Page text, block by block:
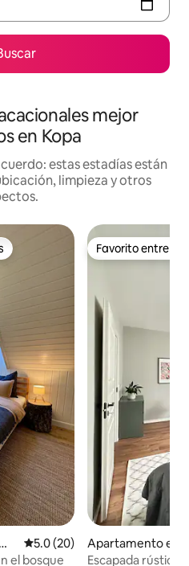
mejor
en Kopa
estas estadías están
limpieza y otros
Calificación promedio: 5.0 de
5.0 (20)
el bosque
Favorito entre
Favorito entre
Apartamento en
Escapada rústica